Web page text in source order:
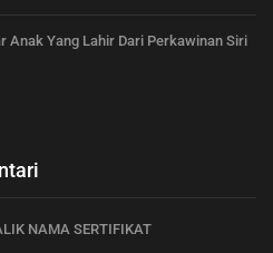
Anak Yang Lahir Dari Perkawinan Siri
NAMA SERTIFIKAT